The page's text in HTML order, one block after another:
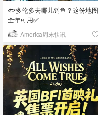
🐟多伦多去哪儿钓鱼？这份地图
全年可用✅
America周末快讯